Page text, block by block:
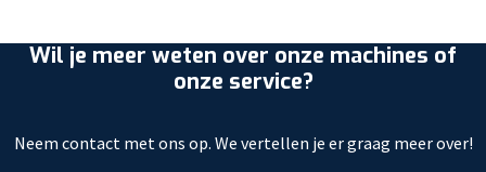
Wil je meer weten over onze machines of
onze service?
Neem contact met ons op. We vertellen je er graag meer over!